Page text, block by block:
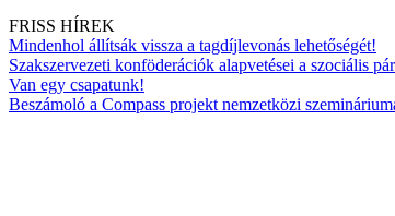
FRISS HÍREK
Mindenhol állítsák vissza a tagdíjlevonás lehetőségét!
Szakszervezeti konföderációk alapvetései a szociális
Van egy csapatunk!
Beszámoló a Compass projekt nemzetközi